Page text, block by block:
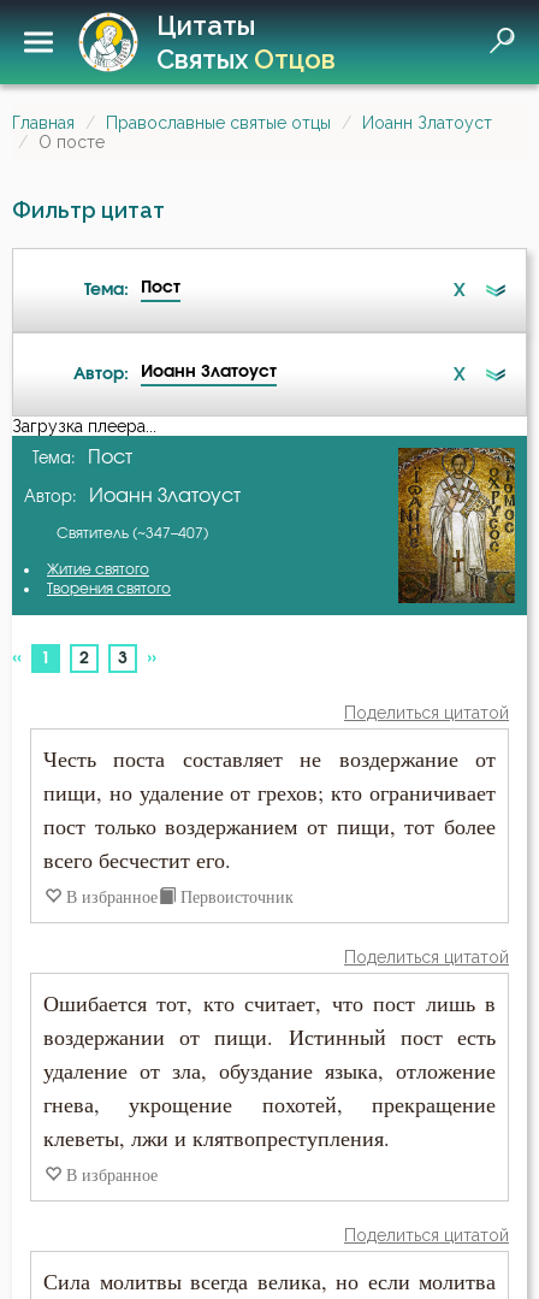
Цитаты
СвятыхОтцов
Главная Православные святые отцы
Иоанн Златоуст
О посте
Фильтр цитат
Тема: Пост X
Ад
Ангел Хранитель
Антихрист
Бедность
Безмолвие
Беседа
Беспечность
Бесплодие
Благоговение
Благодать
Автор: Иоанн Златоуст X
А-я
Авва Дорофей
Авва Феона
Амвросий Оптинский (Гренков)
Варнава
Варсонофий Оптинский (Плиханков)
Григорий Нисский
Григорий Палама
Димитрий Ростовский
Загрузка плеера...
Тема: Пост
Автор: Иоанн Златоуст
Святитель (~347–407)
Житие святого
Творения святого
« 1 (current)
2 3 »
Поделиться цитатой
Честь поста составляет не воздержание от
пищи, но удаление от грехов; кто ограничивает
пост только воздержанием от пищи, тот более
всего бесчестит его.
В избранное Первоисточник
Поделиться цитатой
Ошибается тот, кто считает, что пост лишь в
воздержании от пищи. Истинный пост есть
удаление от зла, обуздание языка, отложение
гнева, укрощение похотей, прекращение
клеветы, лжи и клятвопреступления.
В избранное
Поделиться цитатой
Сила молитвы всегда велика, но если молитва